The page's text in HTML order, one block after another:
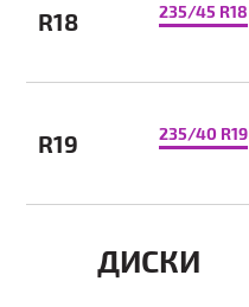
R18 235/45 R18
R19 235/40 R19
ДИСКИ